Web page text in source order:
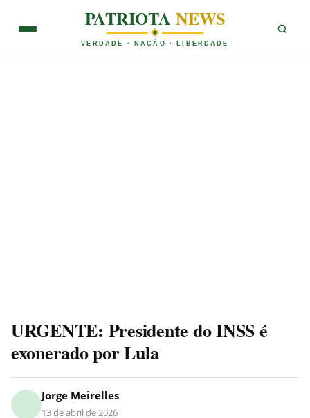
PATRIOTANEWS
VERDADE · NAÇÃO · LIBERDADE
URGENTE: Presidente do INSS é
exonerado por Lula
Jorge Meirelles
13 de abril de 2026